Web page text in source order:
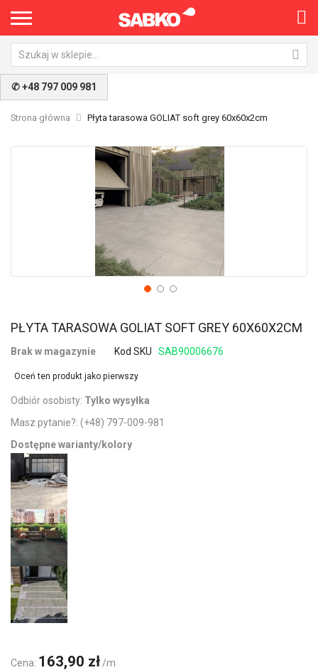
✆ +48 797 009 981
Strona główna Płyta tarasowa GOLIAT soft grey 60x60x2cm
PŁYTA TARASOWA GOLIAT SOFT GREY 60X60X2CM
Brak w magazynie Kod SKU SAB90006676
Oceń ten produkt jako pierwszy
Odbiór osobisty: Tylko wysyłka
Masz pytanie?: (+48) 797-009-981
Dostępne warianty/kolory
Cena: 163,90 zł /m